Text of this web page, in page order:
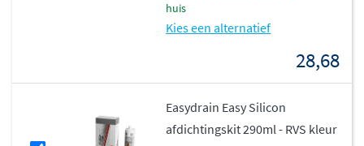
huis
Kies een alternatief
28,68
Easydrain Easy Silicon
afdichtingskit 290ml - RVS kleur